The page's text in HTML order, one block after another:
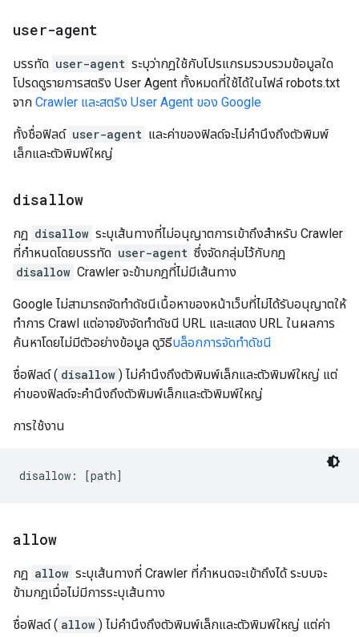
user-agent
บรรทัด user-agent ระบุว่ากฎใช้กับโปรแกรมรวบรวมข้อมูลใด
โปรดดูรายการสตริง User Agent ทั้งหมดที่ใช้ได้ในไฟล์ robots.txt
จาก Crawler และสตริง User Agent ของ Google
ทั้งชื่อฟิลด์ user-agent และค่าของฟิลด์จะไม่คำนึงถึงตัวพิมพ์
เล็กและตัวพิมพ์ใหญ่
disallow
กฎ disallow ระบุเส้นทางที่ไม่อนุญาตการเข้าถึงสําหรับ Crawler
ที่กําหนดโดยบรรทัด user-agent ซึ่งจัดกลุ่มไว้กับกฎ
disallow Crawler จะข้ามกฎที่ไม่มีเส้นทาง
Google ไม่สามารถจัดทําดัชนีเนื้อหาของหน้าเว็บที่ไม่ได้รับอนุญาตให้
ทำการ Crawl แต่อาจยังจัดทําดัชนี URL และแสดง URL ในผลการ
ค้นหาโดยไม่มีตัวอย่างข้อมูล ดูวิธีบล็อกการจัดทำดัชนี
ชื่อฟิลด์ ( disallow ) ไม่คำนึงถึงตัวพิมพ์เล็กและตัวพิมพ์ใหญ่ แต่
ค่าของฟิลด์จะคำนึงถึงตัวพิมพ์เล็กและตัวพิมพ์ใหญ่
การใช้งาน
allow
กฎ allow ระบุเส้นทางที่ Crawler ที่กำหนดจะเข้าถึงได้ ระบบจะ
ข้ามกฎเมื่อไม่มีการระบุเส้นทาง
ชื่อฟิลด์ ( allow ) ไม่คำนึงถึงตัวพิมพ์เล็กและตัวพิมพ์ใหญ่ แต่ค่า